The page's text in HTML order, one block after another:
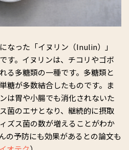
なった「イヌリン（Inulin）」
す。イヌリンは、チコリやゴボ
る多糖類の一種です。多糖類と
糖が多数結合したものです。ま
は胃や小腸でも消化されないた
菌のエサとなり、継続的に摂取
ズス菌の数が増えることがわか
の予防にも効果があるとの論文も